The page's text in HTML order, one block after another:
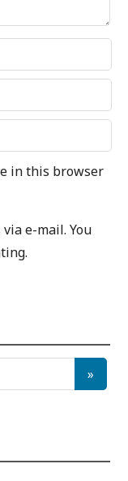
in this browser
e-mail. You